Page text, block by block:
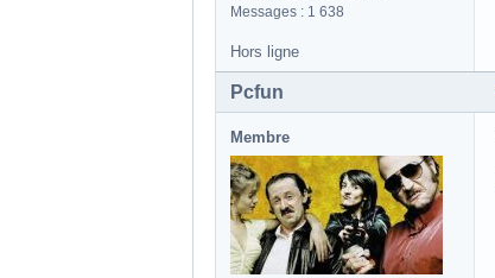
Messages : 1 638
Hors ligne
Pcfun
Membre